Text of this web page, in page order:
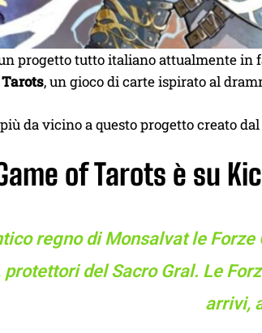
progetto tutto italiano attualmente in
, un gioco di carte ispirato al
da vicino a questo progetto creato
of Tarots è su
regno di Monsalvat le
protettori del Sacro Gral. Le
arrivi,